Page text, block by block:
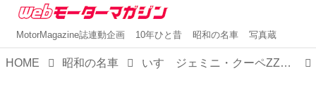
MotorMagazine誌連動企画 10年ひと昔 昭和の名車 写真蔵
HOME 昭和の名車 いすゞジェミニ・クーペZZ（昭和54／1979年11月発売・PF60型）【昭和の名車・完全版ダイジェスト108】